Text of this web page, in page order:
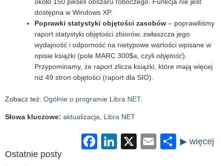
dostępna w Windows XP.
Poprawki statystyki objętości zasobów – poprawiliśmy
raport statystyki objętości zbiorów, zwłaszcza jego
wydajność i odporność na nietypowe wartości wpisane w
opisie książki (pole MARC 300$a, czyli objętość).
Przypominamy, że raport zlicza książki, które mają więcej
niż 49 stron objętości (raport dla SIO).
Zobacz też: Ogólnie o programie Libra NET.
Słowa kluczowe: aktualizacja Libra NET
Facebook
LinkedIn
X EmailShare
Ostatnie posty